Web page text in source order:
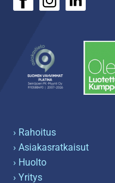
› Rahoitus
› Asiakasratkaisut
› Huolto
› Yritys